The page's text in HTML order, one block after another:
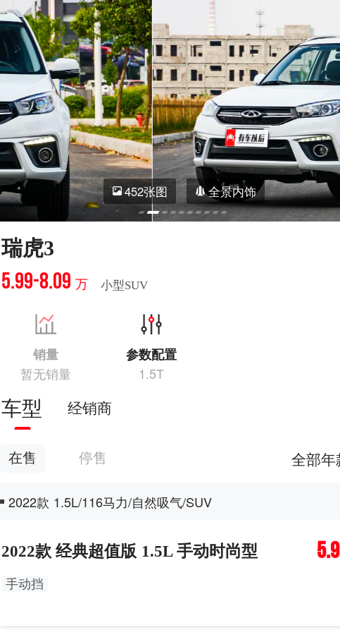
452张图 全景内饰
瑞虎3
5.99-8.09 万 小型SUV
销量
暂无销量
参数配置
1.5T
车型 经销商
在售 停售 全部年
2022款 1.5L/116马力/自然吸气/SUV
2022款 经典超值版 1.5L 手动时尚型
手动挡